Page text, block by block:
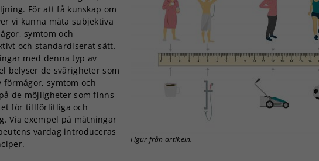
Figur från artikeln.
För att få kunskap om
vi kunna mäta subjektiva
symtom och
och standardiserat sätt.
med denna typ av
belyser de svårigheter som
symtom och
de möjligheter som finns
för tillförlitliga och
Via exempel på mätningar
vardag introduceras